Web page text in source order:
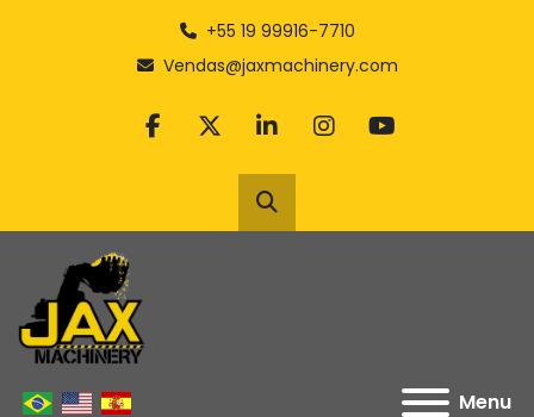
+55 19 99916-7710
Vendas@jaxmachinery.com
facebook
twitterlinkedininstagram
youtube
Pesquisar
Menu